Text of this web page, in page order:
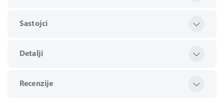
Sastojci
Detalji
Recenzije